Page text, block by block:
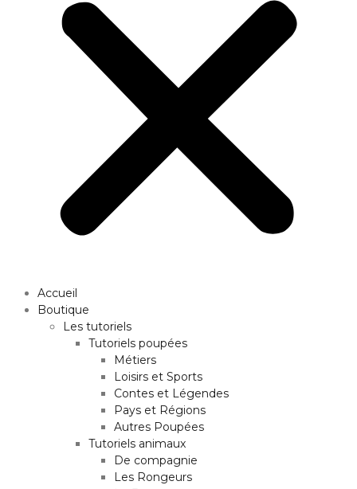
Accueil
Boutique
Les tutoriels
Tutoriels poupées
Métiers
Loisirs et Sports
Contes et Légendes
Pays et Régions
Autres Poupées
Tutoriels animaux
De compagnie
Les Rongeurs